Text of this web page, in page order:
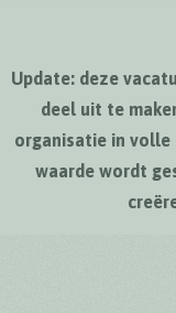
Update: deze
deel uit te
organisatie in volle
waarde wordt